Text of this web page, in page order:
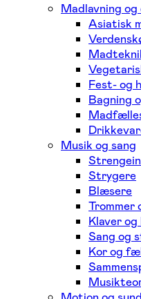
Madlavning
Asiatisk
Fest- og
Bagning
Musik og sang
Strygere
Blæsere
Trommer
Klaver og
Sang og
Kor og